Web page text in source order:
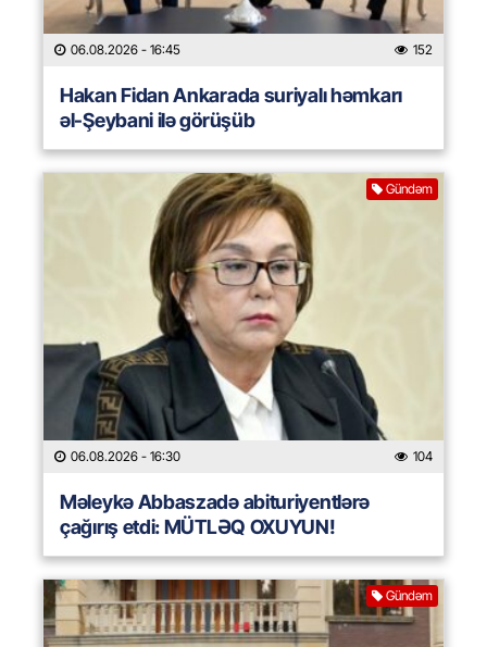
06.08.2026 - 16:45 152
Hakan Fidan Ankarada suriyalı həmkarı
əl-Şeybani ilə görüşüb
Gündəm
06.08.2026 - 16:30 104
Məleykə Abbaszadə abituriyentlərə
çağırış etdi: MÜTLƏQ OXUYUN!
Gündəm